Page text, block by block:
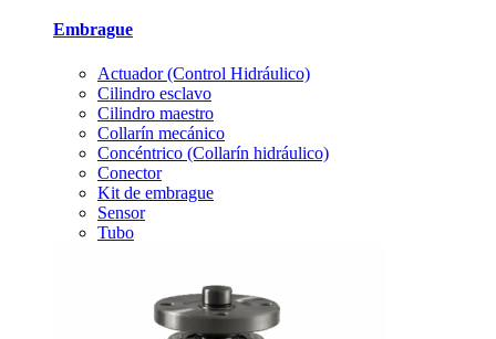
Embrague
Actuador (Control Hidráulico)
Cilindro esclavo
Cilindro maestro
Collarín mecánico
Concéntrico (Collarín hidráulico)
Conector
Kit de embrague
Sensor
Tubo